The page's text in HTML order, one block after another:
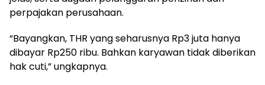
perpajakan perusahaan.
“Bayangkan, THR yang seharusnya Rp3 juta hanya
dibayar Rp250 ribu. Bahkan karyawan tidak diberikan
hak cuti,” ungkapnya.